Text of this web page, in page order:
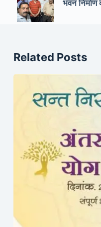
भवन
Related Posts